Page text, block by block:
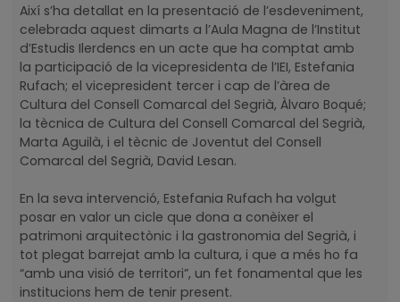
Així s’ha detallat en la presentació de l’esdeveniment,
celebrada aquest dimarts a l’Aula Magna de l’Institut
d’Estudis Ilerdencs en un acte que ha comptat amb
la participació de la vicepresidenta de l’IEI, Estefania
Rufach; el vicepresident tercer i cap de l’àrea de
Cultura del Consell Comarcal del Segrià, Àlvaro Boqué;
la tècnica de Cultura del Consell Comarcal del Segrià,
Marta Aguilà, i el tècnic de Joventut del Consell
Comarcal del Segrià, David Lesan.
En la seva intervenció, Estefania Rufach ha volgut
posar en valor un cicle que dona a conèixer el
patrimoni arquitectònic i la gastronomia del Segrià, i
tot plegat barrejat amb la cultura, i que a més ho fa
“amb una visió de territori”, un fet fonamental que les
institucions hem de tenir present.